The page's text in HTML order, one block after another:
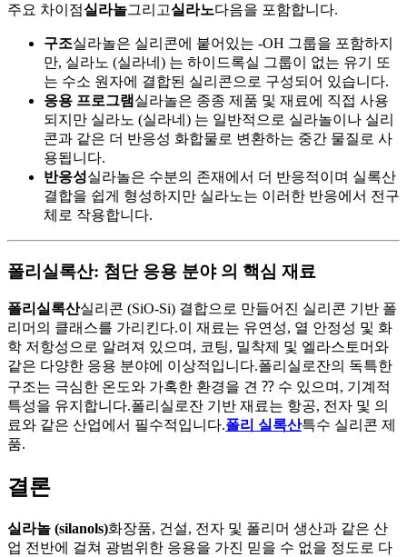
주요 차이점실라놀그리고실라노다음을 포함합니다.
구조실라놀은 실리콘에 붙어있는 -OH 그룹을 포함하지
만, 실라노 (실라네) 는 하이드록실 그룹이 없는 유기 또
는 수소 원자에 결합된 실리콘으로 구성되어 있습니다.
응용 프로그램실라놀은 종종 제품 및 재료에 직접 사용
되지만 실라노 (실라네) 는 일반적으로 실라놀이나 실리
콘과 같은 더 반응성 화합물로 변환하는 중간 물질로 사
용됩니다.
반응성실라놀은 수분의 존재에서 더 반응적이며 실록산
결합을 쉽게 형성하지만 실라노는 이러한 반응에서 전구
체로 작용합니다.
폴리실록산: 첨단 응용 분야 의 핵심 재료
폴리실록산실리콘 (SiO-Si) 결합으로 만들어진 실리콘 기반 폴
리머의 클래스를 가리킨다.이 재료는 유연성, 열 안정성 및 화
학 저항성으로 알려져 있으며, 코팅, 밀착제 및 엘라스토머와
같은 다양한 응용 분야에 이상적입니다.폴리실로잔의 독특한
구조는 극심한 온도와 가혹한 환경을 견 ⁇ 수 있으며, 기계적
특성을 유지합니다.폴리실로잔 기반 재료는 항공, 전자 및 의
료와 같은 산업에서 필수적입니다.폴리 실록산특수 실리콘 제
품.
결론
실라놀 (silanols)화장품, 건설, 전자 및 폴리머 생산과 같은 산
업 전반에 걸쳐 광범위한 응용을 가진 믿을 수 없을 정도로 다